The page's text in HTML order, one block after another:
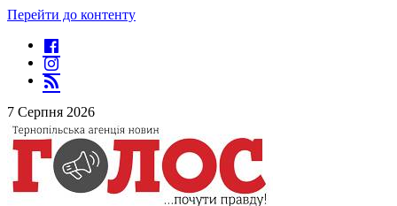
Перейти до контенту
7 Серпня 2026